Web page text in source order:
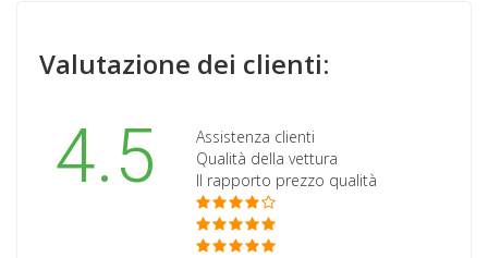
Valutazione dei clienti:
4.5
Assistenza clienti
Qualità della vettura
Il rapporto prezzo qualità